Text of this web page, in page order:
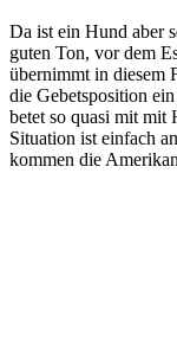
Da ist ein Hund aber
guten Ton, vor dem
übernimmt in diesem
die Gebetsposition
betet so quasi mit mit
Situation ist einfach
kommen die